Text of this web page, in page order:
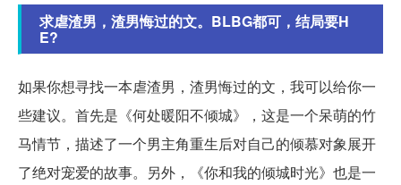
求虐渣男，渣男悔过的文。BLBG都可，结局要H
E?
如果你想寻找一本虐渣男，渣男悔过的文，我可以给你一
些建议。首先是《何处暖阳不倾城》，这是一个呆萌的竹
马情节，描述了一个男主角重生后对自己的倾慕对象展开
了绝对宠爱的故事。另外，《你和我的倾城时光》也是一